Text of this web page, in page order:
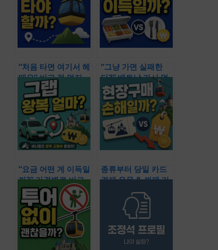
카드 트래블로그 유
니온페이 대만 발급)
힐 놀이기구 가격 종
류 루지 코스 위치)
“처음 타면 여기서 헤
매요” 비교 전 먼저
보는 이동 기준 & 길
이부터 가격까지 한
번에 정리! (다낭 베
트남 바나힐 케이블
카 타는곳 코스 시간
표)
“그냥 가면 실패한
다?” 베트남 가서 먹
기 전 꼭 확인할 비교
기준들! (다낭 바나힐
뷔페 식당 종류 맛집
비교)
“요금 어떤 게 이득일
까?” 가격별로 비교
후 판단한 이동 기준
(베트남 다낭 바나힐
가는법 그랩 왕복 비
용)
종류부터 당일 카드
결제 유무 & 뷔페 가
격 비교 및 싸게 가는
법까지 여행에서 먼
저 볼 포인트 총정리
(베트남 다낭 바나힐
입장권 와우패스 현
장 구매)